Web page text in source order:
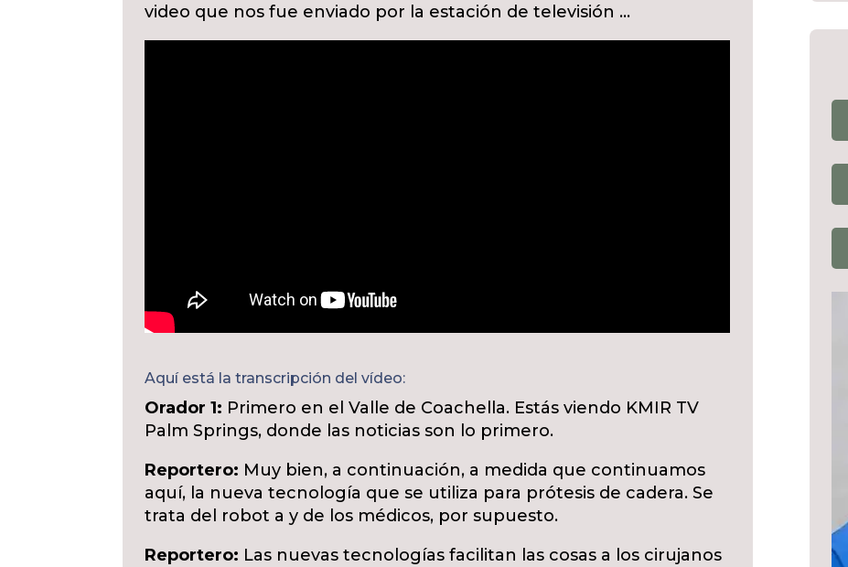
video que nos fue enviado por la estación de televisión …
Aquí está la transcripción del vídeo:
Orador 1: Primero en el Valle de Coachella. Estás viendo KMIR TV
Palm Springs, donde las noticias son lo primero.
Reportero: Muy bien, a continuación, a medida que continuamos
aquí, la nueva tecnología que se utiliza para prótesis de cadera. Se
trata del robot a y de los médicos, por supuesto.
Reportero: Las nuevas tecnologías facilitan las cosas a los cirujanos